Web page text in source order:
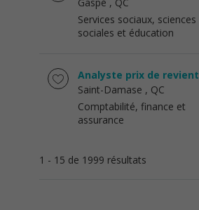
Services sociaux, sciences
sociales et éducation
Analyste prix de revient
Saint-Damase , QC
Comptabilité, finance et
assurance
1 - 15 de 1999 résultats